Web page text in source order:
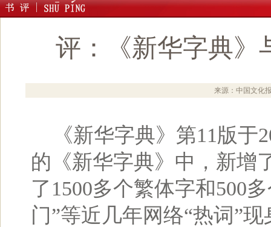
评：《新华字典》
来源：中国文化
《新华字典》第11版于
的《新华字典》中，新增
了1500多个繁体字和500
门”等近几年网络“热词”